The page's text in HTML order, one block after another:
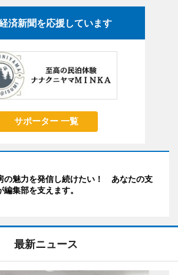
済新聞を応援しています
サポーター 一覧
の魅力を発信し続けたい！ あなたの支
編集部を支えます。
最新ニュース